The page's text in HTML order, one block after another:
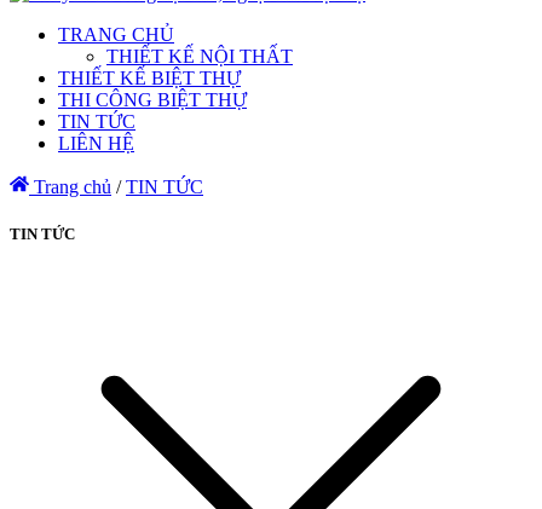
TRANG CHỦ
THIẾT KẾ NỘI THẤT
THIẾT KẾ BIỆT THỰ
THI CÔNG BIỆT THỰ
TIN TỨC
LIÊN HỆ
Trang chủ / TIN TỨC
TIN TỨC